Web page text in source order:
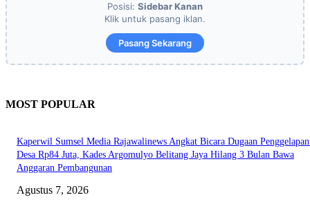
Posisi: Sidebar Kanan
Klik untuk pasang iklan.
Pasang Sekarang
MOST POPULAR
Kaperwil Sumsel Media Rajawalinews Angkat Bicara Dugaan
Desa Rp84 Juta, Kades Argomulyo Belitang Jaya Hilang 3 Bulan Bawa
Anggaran Pembangunan
Agustus 7, 2026